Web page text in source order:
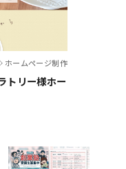
ホームページ制作
トリー様ホー